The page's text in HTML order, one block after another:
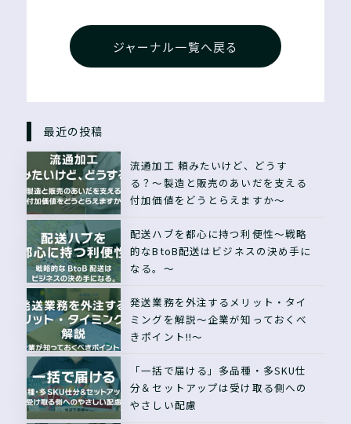
ジャーナル一覧へ戻る
最近の投稿
流通加工 頼みたいけど、どうす
る？〜製造と販売のあいだを支える
付加価値をどうとらえますか〜
配送ハブを都心に持つ利便性〜戦略
的なBtoB配送はビジネスの決め手に
なる。〜
発送業務を外注するメリット・タイ
ミングを解説〜企業が知っておくべ
きポイント!!〜
「一括で届ける」多品種・多SKU仕
分＆セットアップは受け取る側への
やさしい配慮